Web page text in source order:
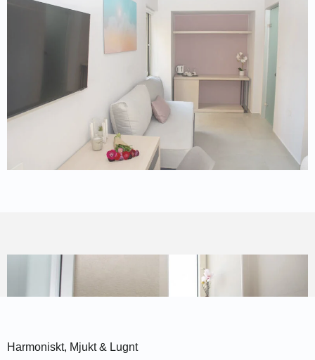
Harmoniskt, Mjukt & Lugnt